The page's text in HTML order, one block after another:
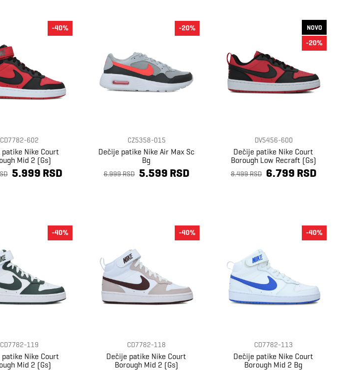
CD7782-602
patike Nike Court
Mid 2 (Gs)
5.999 RSD
-40%
CZ5358-015
Dečije patike Nike Air Max Sc
Bg
6.999 RSD 5.599 RSD
-20%
DV5456-600
Dečije patike Nike Court
Borough Low Recraft (Gs)
8.499 RSD 6.799 RSD
NOVO
-20%
CD7782-119
patike Nike Court
Mid 2 (Gs)
-40%
CD7782-118
Dečije patike Nike Court
Borough Mid 2 (Gs)
-40%
CD7782-113
Dečije patike Nike Court
Borough Mid 2 Bg
-40%